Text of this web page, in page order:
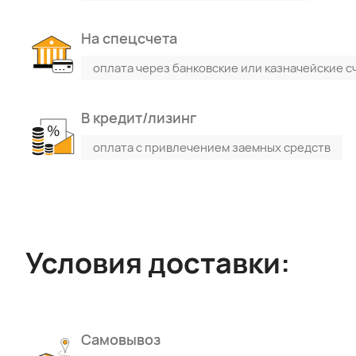
На спецсчета
оплата через банковские или казначейские
В кредит/лизинг
оплата с привлечением заемных средств
Условия доставки:
Самовывоз